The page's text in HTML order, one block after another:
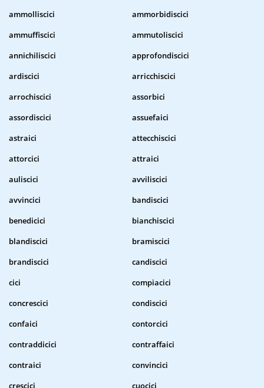
ammolliscici
ammorbidiscici
ammuffiscici
ammutoliscici
annichiliscici
approfondiscici
ardiscici
arricchiscici
arrochiscici
assorbici
assordiscici
assuefaici
astraici
attecchiscici
attorcici
attraici
auliscici
avviliscici
avvincici
bandiscici
benedicici
bianchiscici
blandiscici
bramiscici
brandiscici
candiscici
cici
compiacici
concrescici
condiscici
confaici
contorcici
contraddicici
contraffaici
contraici
convincici
crescici
cuocici